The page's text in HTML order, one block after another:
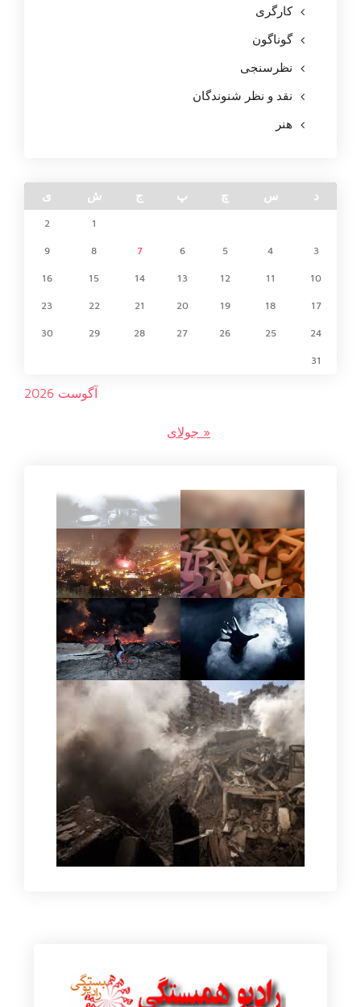
کارگری
گوناگون
نظرسنجی
نقد و نظر شنوندگان
هنر
آگوست 2026
د س چ پ ج ش ی
1
2
3
4
5
6
7
8
9
10
11
12
13
14
15
16
17
18
19
20
21
22
23
24
25
26
27
28
29
30
31
« جولای